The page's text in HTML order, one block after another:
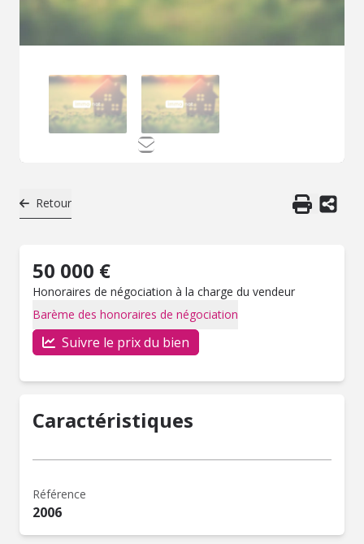
Retour
50 000 €
Honoraires de négociation à la charge du vendeur
Barème des honoraires de négociation
Suivre le prix du bien
Caractéristiques
Référence
2006